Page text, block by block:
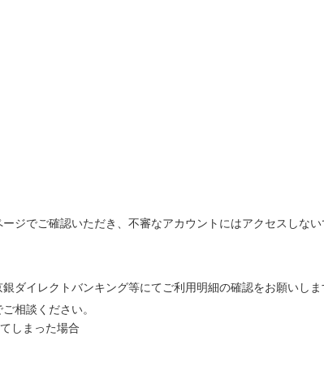
ジでご確認いただき、不審なアカウントにはアクセスしない
ダイレクトバンキング等にてご利用明細の確認をお願いしま
相談ください。
しまった場合